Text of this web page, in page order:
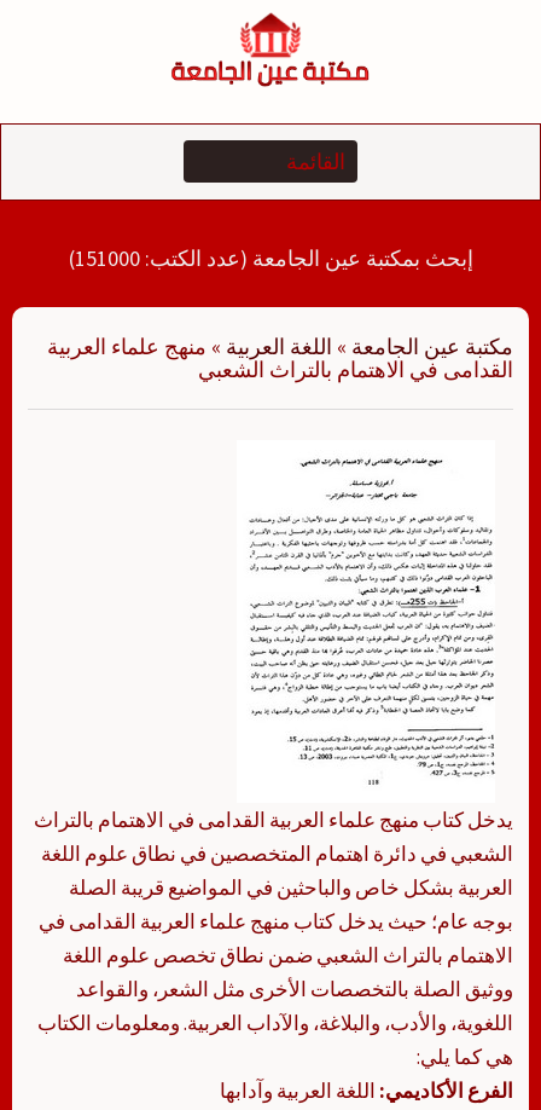
إبحث بمكتبة عين الجامعة (عدد الكتب: 151000)
مكتبة عين الجامعة » اللغة العربية » منهج علماء العربية
القدامى في الاهتمام بالتراث الشعبي
يدخل كتاب منهج علماء العربية القدامى في الاهتمام بالتراث
الشعبي في دائرة اهتمام المتخصصين في نطاق علوم اللغة
العربية بشكل خاص والباحثين في المواضيع قريبة الصلة
بوجه عام؛ حيث يدخل كتاب منهج علماء العربية القدامى في
الاهتمام بالتراث الشعبي ضمن نطاق تخصص علوم اللغة
ووثيق الصلة بالتخصصات الأخرى مثل الشعر، والقواعد
اللغوية، والأدب، والبلاغة، والآداب العربية. ومعلومات الكتاب
هي كما يلي:
الفرع الأكاديمي: اللغة العربية وآدابها